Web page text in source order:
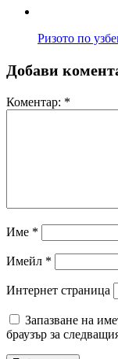
Ризото по
Добави
Коментар: *
Име *
Имейл *
Интернет страница
Запазване на
браузър за